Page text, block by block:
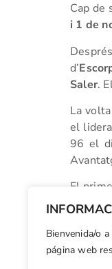
Bienvenida/o
página web
Cap de
i 1 de
d’
Saler.
La
el
96 el
El